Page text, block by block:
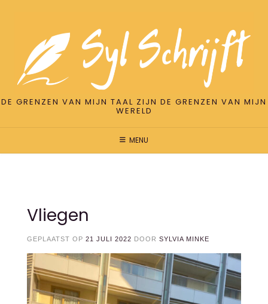
DE GRENZEN VAN MIJN TAAL ZIJN DE GRENZEN VAN MIJN
WERELD
MENU
Vliegen
GEPLAATST OP 21 JULI 2022 DOOR SYLVIA MINKE